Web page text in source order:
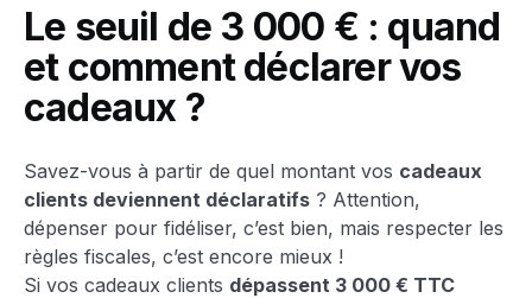
Le seuil de 3 000 € : quand
et comment déclarer vos
cadeaux ?
Savez-vous à partir de quel montant vos cadeaux
clients deviennent déclaratifs ? Attention,
dépenser pour fidéliser, c’est bien, mais respecter les
règles fiscales, c’est encore mieux !
Si vos cadeaux clients dépassent 3 000 € TTC